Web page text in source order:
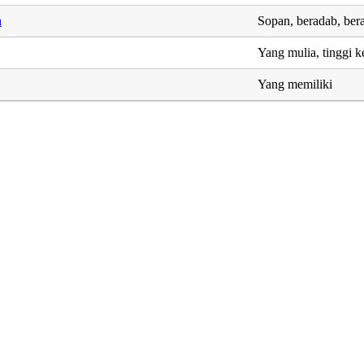
Sopan, beradab,
Yang mulia, tinggi
Yang memiliki